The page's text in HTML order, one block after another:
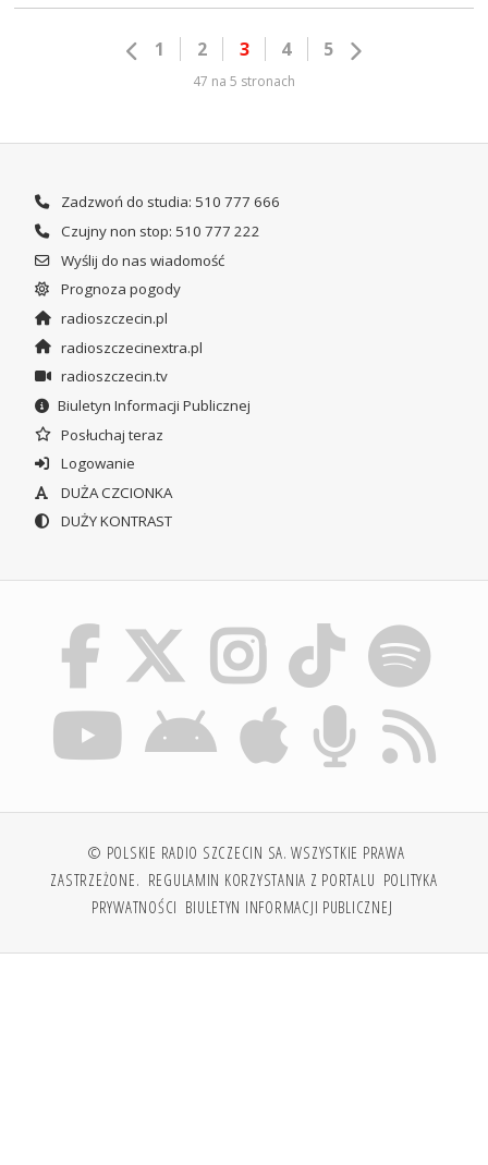
1 2 3 4 5
47 na 5 stronach
Zadzwoń do studia: 510 777 666
Czujny non stop: 510 777 222
Wyślij do nas wiadomość
Prognoza pogody
radioszczecin.pl
radioszczecinextra.pl
radioszczecin.tv
Biuletyn Informacji Publicznej
Posłuchaj teraz
Logowanie
DUŻA CZCIONKA
DUŻY KONTRAST
© POLSKIE RADIO SZCZECIN SA. WSZYSTKIE PRAWA
ZASTRZEŻONE. REGULAMIN KORZYSTANIA Z PORTALU POLITYKA
PRYWATNOŚCI BIULETYN INFORMACJI PUBLICZNEJ